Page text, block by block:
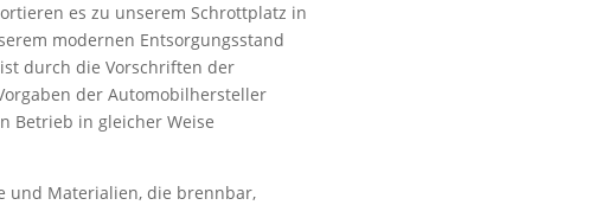
es zu unserem Schrottplatz in
modernen Entsorgungsstand
durch die Vorschriften der
der Automobilhersteller
Betrieb in gleicher Weise
und Materialien, die brennbar,